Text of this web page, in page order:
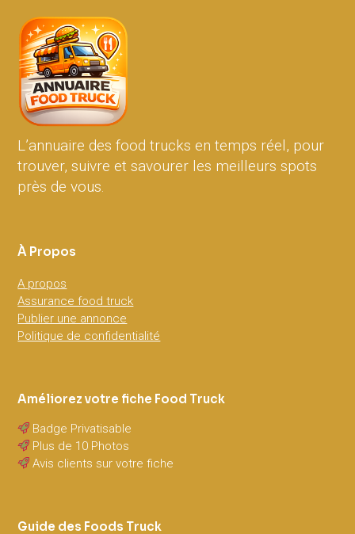
L’annuaire des food trucks en temps réel, pour
trouver, suivre et savourer les meilleurs spots
près de vous.
À Propos
A propos
Assurance food truck
Publier une annonce
Politique de confidentialité
Améliorez votre fiche Food Truck
Badge Privatisable
Plus de 10 Photos
Avis clients sur votre fiche
Guide des Foods Truck